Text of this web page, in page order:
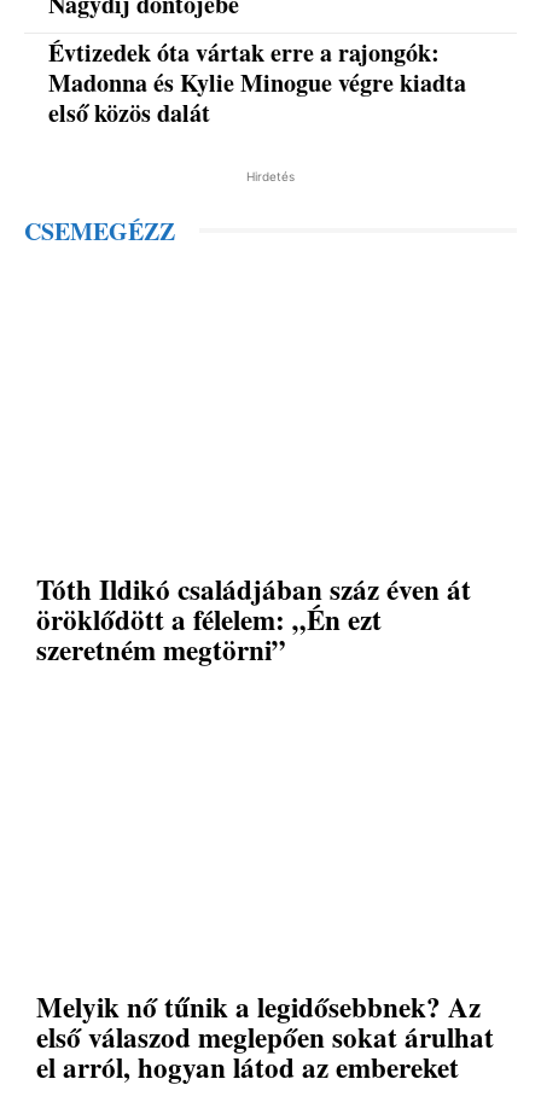
Évtizedek óta vártak erre a rajongók:
Madonna és Kylie Minogue végre kiadta
első közös dalát
Hirdetés
CSEMEGÉZZ
Tóth Ildikó családjában száz éven át
öröklődött a félelem: „Én ezt
szeretném megtörni”
Melyik nő tűnik a legidősebbnek? Az
első válaszod meglepően sokat árulhat
el arról, hogyan látod az embereket